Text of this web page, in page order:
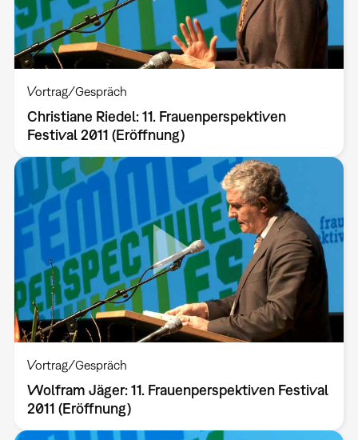
Vortrag/Gespräch
Christiane Riedel: 11. Frauenperspektiven
Festival 2011 (Eröffnung)
Vortrag/Gespräch
Wolfram Jäger: 11. Frauenperspektiven Festival
2011 (Eröffnung)